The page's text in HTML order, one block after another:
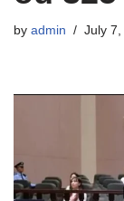
by admin July 7,